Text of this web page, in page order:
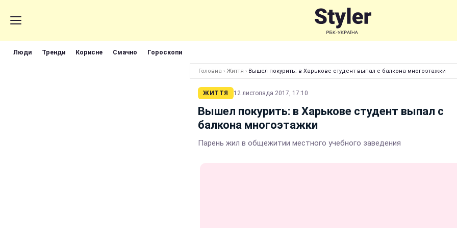
Люди Тренди Корисне Смачно Гороскопи
Головна › Життя › Вышел покурить: в Харькове студент выпал с балкона многоэтажки
ЖИТТЯ 12 листопада 2017, 17:10
Вышел покурить: в Харькове студент выпал с
балкона многоэтажки
Парень жил в общежитии местного учебного заведения